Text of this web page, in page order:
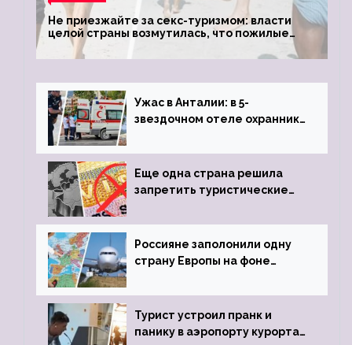
Не приезжайте за секс-туризмом: власти
целой страны возмутилась, что пожилые
туристки массово едут к ним, чтобы
обзавестись молодыми любовниками
Ужас в Анталии: в 5-
звездочном отеле охранник
пистолета
Еще одна страна решила
запретить туристические
Россияне заполонили одну
страну Европы на фоне
виз
Турист устроил пранк и
панику в аэропорту курорта,